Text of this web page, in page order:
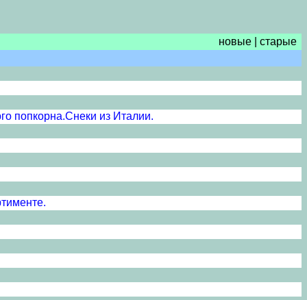
новые
старые
попкорна.Снеки из Италии.